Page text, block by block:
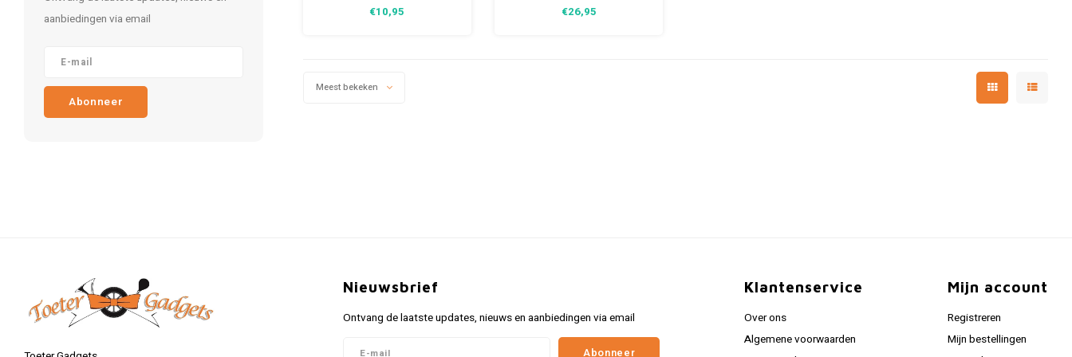
aanbiedingen via email
Abonneer
Een handige flesopener die je
€10,95
plezier en muzikale vibes naar
€26,95
Meest bekeken
Nieuwsbrief
Ontvang de laatste updates, nieuws en aanbiedingen via email
Abonneer
Klantenservice
Over ons
Algemene voorwaarden
Mijn account
Registreren
Mijn bestellingen